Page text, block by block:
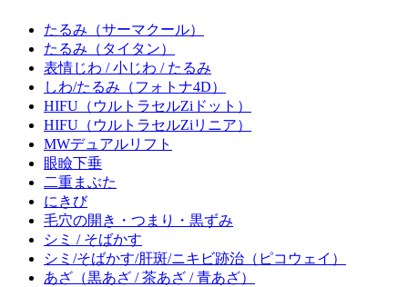
たるみ （サーマクール）
たるみ （タイタン）
表情じわ / 小じわ / たるみ
しわ/たるみ （フォトナ4D）
HIFU （ウルトラセルZiドット）
HIFU （ウルトラセルZiリニア）
MWデュアルリフト
眼瞼下垂
二重まぶた
にきび
毛穴の開き・つまり・黒ずみ
シミ / そばかす
シミ/そばかす/肝斑/ニキビ跡治 （ピコウェイ）
あざ （黒あざ / 茶あざ / 青あざ）